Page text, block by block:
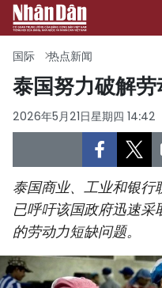
首页
政治
经济
社会
环保
国际 热点新闻
泰国努力破解
2026年5月21日星期四 14:42
泰国商业、工业和银行
已呼吁该国政府迅速
的劳动力短缺问题。